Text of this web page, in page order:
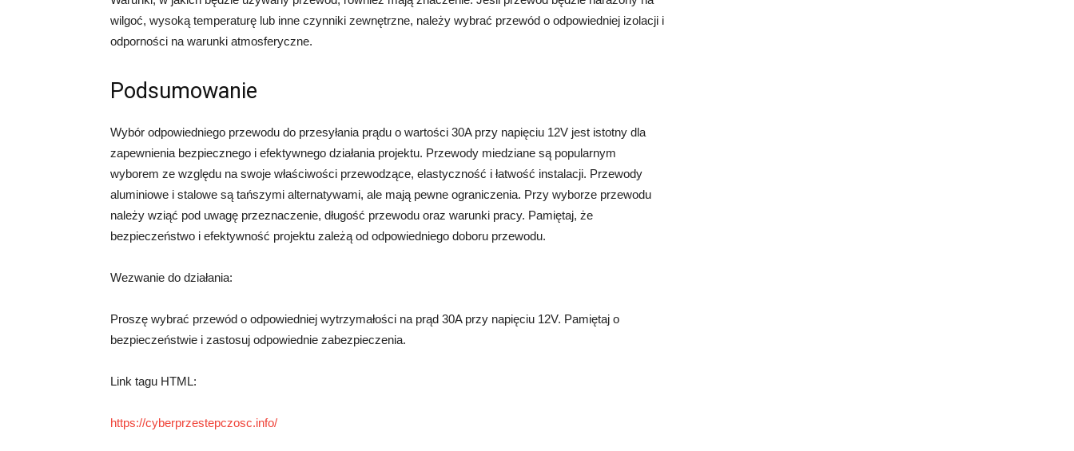
wilgoć, wysoką temperaturę lub inne czynniki zewnętrzne, należy wybrać przewód o odpowiedniej izolacji i
odporności na warunki atmosferyczne.
Podsumowanie
Wybór odpowiedniego przewodu do przesyłania prądu o wartości 30A przy napięciu 12V jest istotny dla
zapewnienia bezpiecznego i efektywnego działania projektu. Przewody miedziane są popularnym
wyborem ze względu na swoje właściwości przewodzące, elastyczność i łatwość instalacji. Przewody
aluminiowe i stalowe są tańszymi alternatywami, ale mają pewne ograniczenia. Przy wyborze przewodu
należy wziąć pod uwagę przeznaczenie, długość przewodu oraz warunki pracy. Pamiętaj, że
bezpieczeństwo i efektywność projektu zależą od odpowiedniego doboru przewodu.
Wezwanie do działania:
Proszę wybrać przewód o odpowiedniej wytrzymałości na prąd 30A przy napięciu 12V. Pamiętaj o
bezpieczeństwie i zastosuj odpowiednie zabezpieczenia.
Link tagu HTML:
https://cyberprzestepczosc.info/